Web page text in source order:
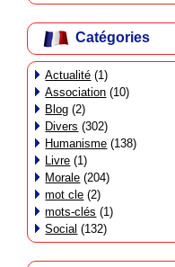
Catégories
Actualité (1)
Association (10)
Blog (2)
Divers (302)
Humanisme (138)
Livre (1)
Morale (204)
mot cle (2)
mots-clés (1)
Social (132)